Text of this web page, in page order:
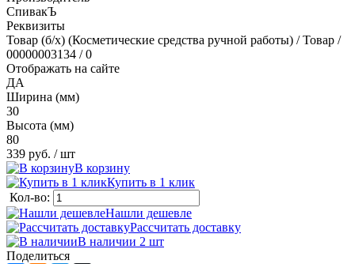
СпивакЪ
Реквизиты
Товар (б/х) (Косметические средства ручной работы) / Товар /
00000003134 / 0
Отображать на сайте
ДА
Ширина (мм)
30
Высота (мм)
80
339 руб. / шт
В корзину
Купить в 1 клик
Кол-во:
Нашли дешевле
Рассчитать доставку
В наличии 2 шт
Поделиться